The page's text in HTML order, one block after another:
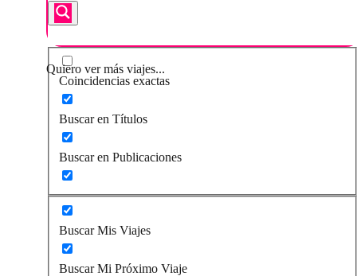
Quiero ver más viajes...
Coincidencias exactas
Buscar en Títulos
Buscar en Publicaciones
Buscar Mis Viajes
Buscar Mi Próximo Viaje